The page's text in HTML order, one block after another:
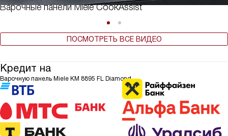
Варочные панели Miele CookAssist
ПОСМОТРЕТЬ ВСЕ ВИДЕО
Кредит на
Варочную панель Miele KM 8895 FL Diamond